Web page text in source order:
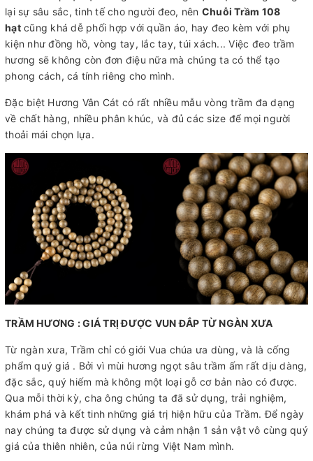
lại sự sâu sắc, tinh tế cho người đeo, nên Chuỗi Trầm 108
hạtcũng khá dễ phối hợp với quần áo, hay đeo kèm với phụ
kiện như đồng hồ, vòng tay, lắc tay, túi xách... Việc đeo trầm
hương sẽ không còn đơn điệu nữa mà chúng ta có thể tạo
phong cách, cá tính riêng cho mình.
Đặc biệt Hương Vân Cát có rất nhiều mẫu vòng trầm đa dạng
về chất hàng, nhiều phân khúc, và đủ các size để mọi người
thoải mái chọn lựa.
TRẦM HƯƠNG : GIÁ TRỊ ĐƯỢC VUN ĐẮP TỪ NGÀN XƯA
Từ ngàn xưa, Trầm chỉ có giới Vua chúa ưa dùng, và là cống
phẩm quý giá . Bởi vì mùi hương ngọt sâu trầm ấm rất dịu dàng,
đặc sắc, quý hiếm mà không một loại gỗ cơ bản nào có được.
Qua mỗi thời kỳ, cha ông chúng ta đã sử dụng, trải nghiệm,
khám phá và kết tinh những giá trị hiện hữu của Trầm. Để ngày
nay chúng ta được sử dụng và cảm nhận 1 sản vật vô cùng quý
giá của thiên nhiên, của núi rừng Việt Nam mình.